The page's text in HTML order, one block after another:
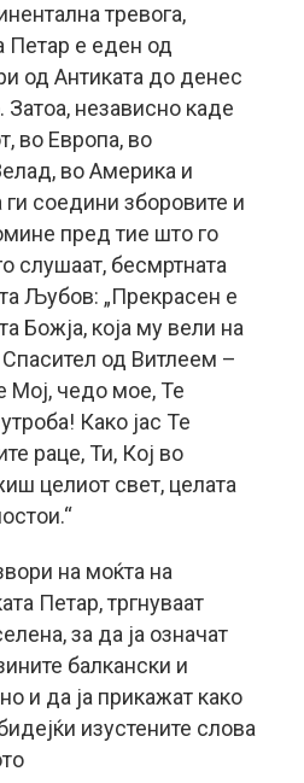
тревога,
Петар е еден од
од Антиката до денес
независно каде
во Европа, во
во Америка и
ги соедини зборовите и
пред тие што го
слушаат, бесмртната
Љубов: „Прекрасен е
Божја, која му вели на
од Витлеем –
Мој, чедо мое, Те
Како јас Те
раце, Ти, Кој во
целиот свет, целата
на моќта на
Петар, тргнуваат
за да ја означат
балкански и
и да ја прикажат како
изустените слова